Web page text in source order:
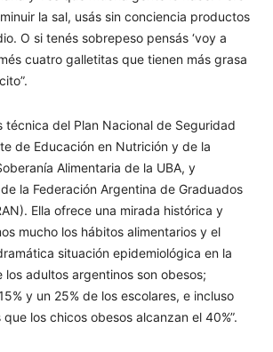
la sal, usás sin conciencia productos
O si tenés sobrepeso pensás ‘voy a
cuatro galletitas que tienen más grasa
técnica del Plan Nacional de Seguridad
de Educación en Nutrición y de la
Alimentaria de la UBA, y
la Federación Argentina de Graduados
Ella ofrece una mirada histórica y
mucho los hábitos alimentarios y el
situación epidemiológica en la
los adultos argentinos son obesos;
y un 25% de los escolares, e incluso
los chicos obesos alcanzan el 40%”.